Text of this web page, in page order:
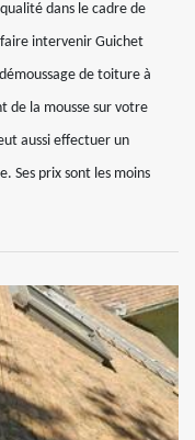
dans le cadre de
intervenir Guichet
de toiture à
de la mousse sur votre
aussi effectuer un
Ses prix sont les moins